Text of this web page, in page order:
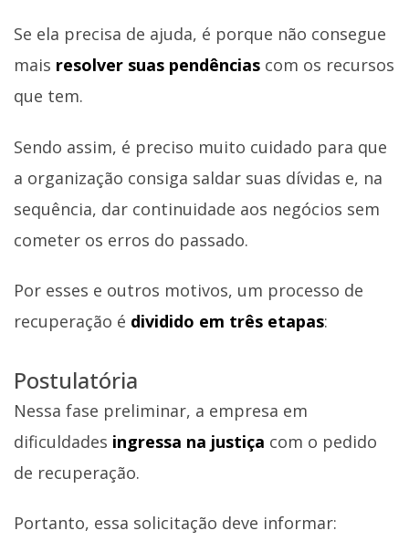
Se ela precisa de ajuda, é porque não consegue
mais resolver suas pendências com os recursos
que tem.
Sendo assim, é preciso muito cuidado para que
a organização consiga saldar suas dívidas e, na
sequência, dar continuidade aos negócios sem
cometer os erros do passado.
Por esses e outros motivos, um processo de
recuperação é dividido em três etapas:
Postulatória
Nessa fase preliminar, a empresa em
dificuldades ingressa na justiça com o pedido
de recuperação.
Portanto, essa solicitação deve informar: